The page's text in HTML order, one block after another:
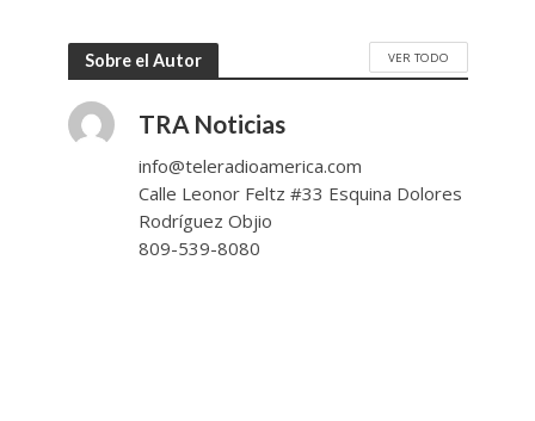
Sobre el Autor VER TODO
TRA Noticias
info@teleradioamerica.com
Calle Leonor Feltz #33 Esquina Dolores
Rodríguez Objio
809-539-8080